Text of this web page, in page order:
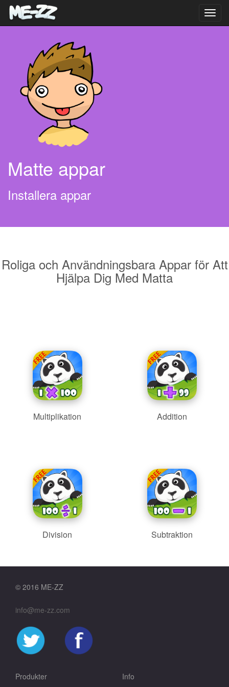
Matte appar
Installera appar
Roliga och Användningsbara Appar för Att
Hjälpa Dig Med Matta
Multiplikation Addition
Division Subtraktion
© 2016 ME-ZZ
info@me-zz.com
Produkter Info